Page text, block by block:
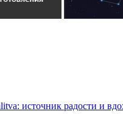
источник радости и